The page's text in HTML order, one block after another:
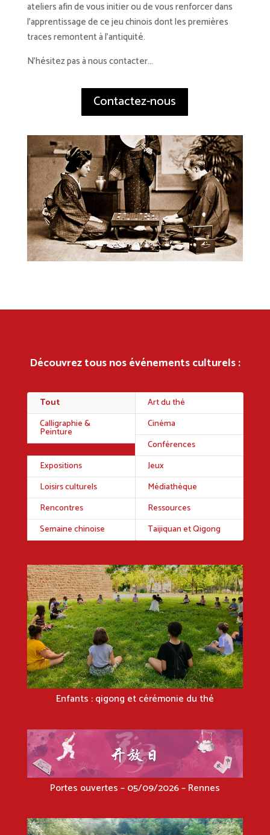
ateliers afin de vous initier ou de vous renforcer dans
l’apprentissage de ce jeu chinois dont les premières
traces remontent à l’antiquité.
N’hésitez pas à nous contacter…
Contactez-nous
Découvrez tous nos événements culturels :
Tout
Art du thé
Calligraphie &
Peinture
Cinéma
Conférences
Expositions
Jeux
Loisirs culturels
Médiathèque
Rencontres
Ressources
Semaine chinoise
Taijiquan et Qigong
Enfants : qigong et cérémonie du thé
Portes ouvertes – 05/09/2026 – Rennes